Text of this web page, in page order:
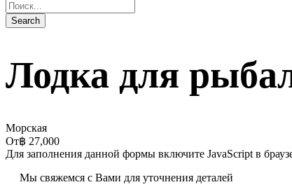
Лодка для
Морская
От฿ 27,000
Для заполнения данной формы включите JavaScript в
Мы свяжемся с Вами для уточнения деталей